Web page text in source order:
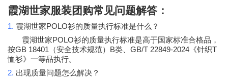
霞湖世家服装团购常见问题解答：
1. 霞湖世家POLO衫的质量执行标准是什么？
霞湖世家POLO衫的质量执行标准是高于国家标准合格品，
按GB 18401 （安全技术规范） B类、 GB/T 22849-2024 《针织T
恤衫》一等品执行。
2. 出现质量问题怎么解决？